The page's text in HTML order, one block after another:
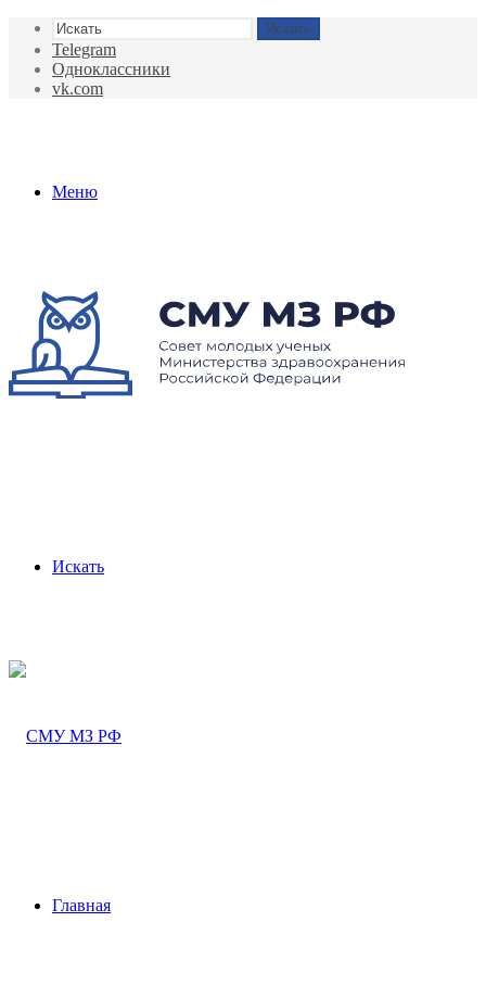
Искать
Telegram
Одноклассники
vk.com
Меню
Искать
Главная